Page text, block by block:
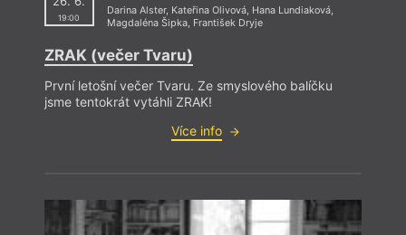
19:00
Darina Alster, Kateřina Olivová Hana Lundiaková
Magdaléna Šipka František Dryje
ZRAK (večer Tvaru)
První letošní večer Tvaru. Ze smyslového balíčku
jsme tentokrát vytáhli ZRAK!
Více info